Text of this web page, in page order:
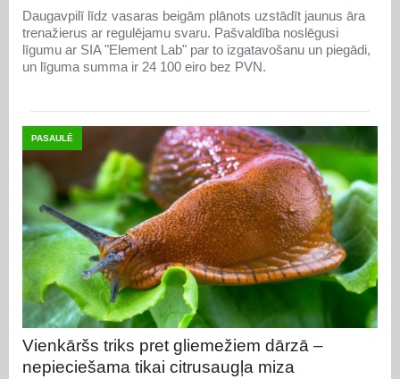
Daugavpilī līdz vasaras beigām plānots uzstādīt jaunus āra
trenažierus ar regulējamu svaru. Pašvaldība noslēgusi
līgumu ar SIA "Element Lab" par to izgatavošanu un piegādi,
un līguma summa ir 24 100 eiro bez PVN.
PASAULĒ
Vienkāršs triks pret gliemežiem dārzā –
nepieciešama tikai citrusaugļa miza